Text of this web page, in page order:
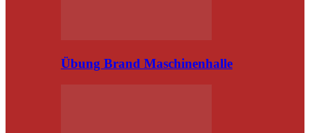
Übung Brand Maschinenhalle